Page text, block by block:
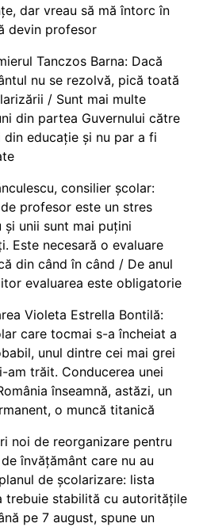
dar vreau să mă întorc în
devin profesor
Tanczos Barna: Dacă
nu se rezolvă, pică toată
/ Sunt mai multe
din partea Guvernului către
din educație și nu par a fi
consilier școlar:
profesor este un stres
și unii sunt mai puțini
Este necesară o evaluare
din când în când / De anul
evaluarea este obligatorie
Violeta Estrella Bontilă:
care tocmai s-a încheiat a
unul dintre cei mai grei
am trăit. Conducerea unei
înseamnă, astăzi, un
o muncă titanică
noi de reorganizare pentru
învățământ care nu au
de școlarizare: lista
trebuie stabilită cu autoritățile
pe 7 august, spune un